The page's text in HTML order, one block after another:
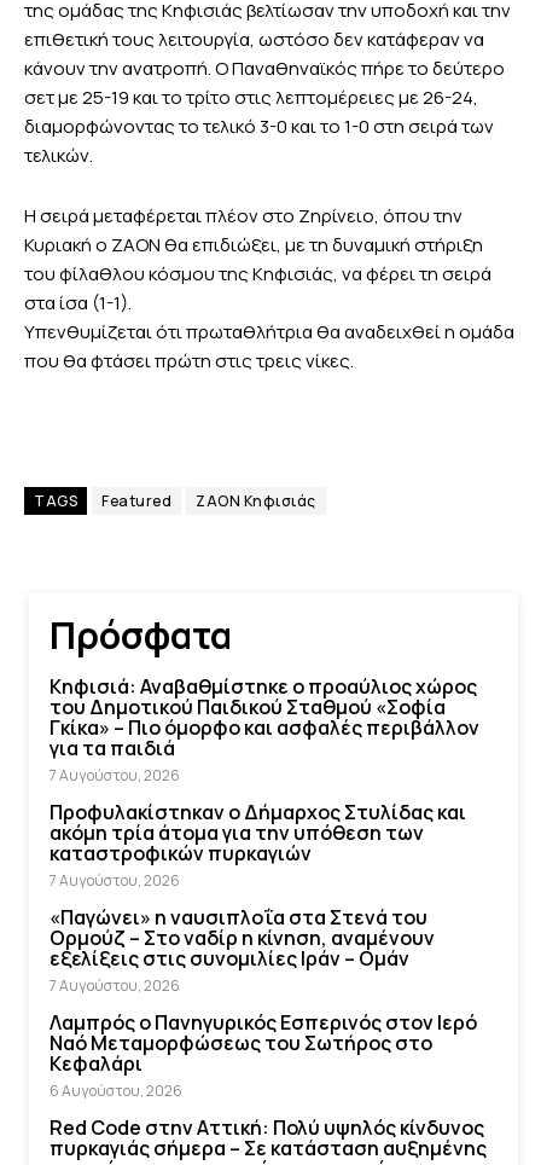
της ομάδας της Κηφισιάς βελτίωσαν την υποδοχή και την
επιθετική τους λειτουργία, ωστόσο δεν κατάφεραν να
κάνουν την ανατροπή. Ο Παναθηναϊκός πήρε το δεύτερο
σετ με 25-19 και το τρίτο στις λεπτομέρειες με 26-24,
διαμορφώνοντας το τελικό 3-0 και το 1-0 στη σειρά των
τελικών.
Η σειρά μεταφέρεται πλέον στο Ζηρίνειο, όπου την
Κυριακή ο ΖΑΟΝ θα επιδιώξει, με τη δυναμική στήριξη
του φίλαθλου κόσμου της Κηφισιάς, να φέρει τη σειρά
στα ίσα (1-1).
Υπενθυμίζεται ότι πρωταθλήτρια θα αναδειχθεί η ομάδα
που θα φτάσει πρώτη στις τρεις νίκες.
TAGS Featured ΖΑΟΝ Κηφισιάς
Πρόσφατα
Κηφισιά: Αναβαθμίστηκε ο προαύλιος χώρος
του Δημοτικού Παιδικού Σταθμού «Σοφία
Γκίκα» – Πιο όμορφο και ασφαλές περιβάλλον
για τα παιδιά
7 Αυγούστου, 2026
Προφυλακίστηκαν ο Δήμαρχος Στυλίδας και
ακόμη τρία άτομα για την υπόθεση των
καταστροφικών πυρκαγιών
7 Αυγούστου, 2026
«Παγώνει» η ναυσιπλοΐα στα Στενά του
Ορμούζ – Στο ναδίρ η κίνηση, αναμένουν
εξελίξεις στις συνομιλίες Ιράν – Ομάν
7 Αυγούστου, 2026
Λαμπρός ο Πανηγυρικός Εσπερινός στον Ιερό
Ναό Μεταμορφώσεως του Σωτήρος στο
Κεφαλάρι
6 Αυγούστου, 2026
Red Code στην Αττική: Πολύ υψηλός κίνδυνος
πυρκαγιάς σήμερα – Σε κατάσταση αυξημένης